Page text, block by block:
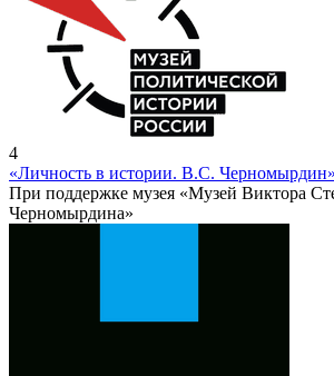
4
«Личность в истории. В.С. Черномырдин»
При поддержке музея «Музей Виктора
Черномырдина»